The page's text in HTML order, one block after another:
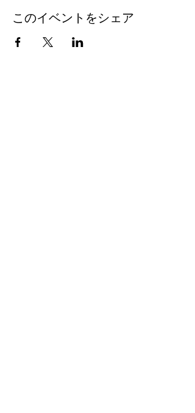
このイベントをシェア